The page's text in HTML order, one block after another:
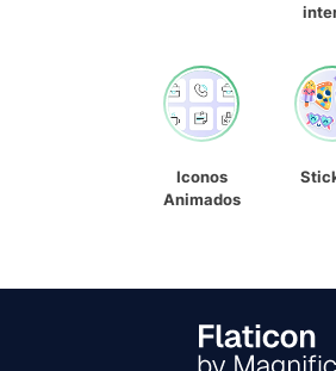
Iconos
Animados